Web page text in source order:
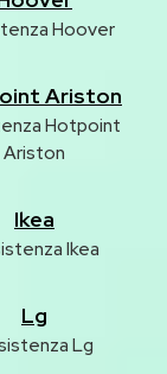
Hoover
Ariston
Hotpoint
Ariston
Ikea
Ikea
Lg
Lg